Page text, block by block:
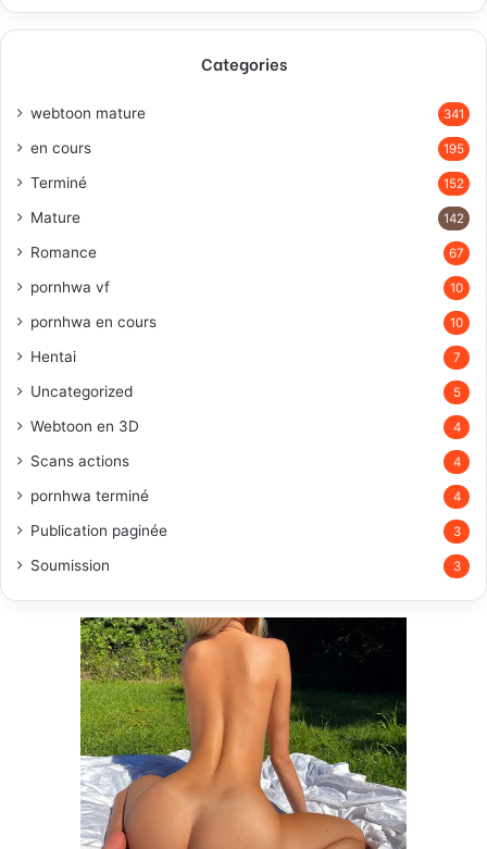
Categories
webtoon mature 341
en cours 195
Terminé 152
Mature 142
Romance 67
pornhwa vf 10
pornhwa en cours 10
Hentai 7
Uncategorized 5
Webtoon en 3D 4
Scans actions 4
pornhwa terminé 4
Publication paginée 3
Soumission 3